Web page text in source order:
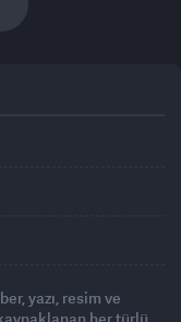
yazı, resim ve